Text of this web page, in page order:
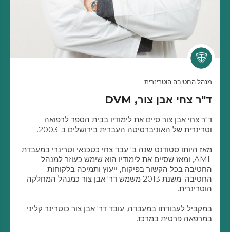
מנהל החטיבה הוטרינרית
ד"ר צחי אבן צור, DVM
ד"ר צחי אבן צור סיים את לימודיו בבית הספר לרפואה
וטרינרית של האוניברסיטה העברית בירושלים ב-2003.
מאז היותו סטודנט שנה ב' עבד צחי כטכנאי וטרינרי במעבדת
AML, ומאז שסיים את לימודיו הוא שימש כעוזר למנהל
החטיבה בכל הקשור בפיקוח, ייעוץ ותמיכה בלקוחות
החטיבה. משנת 2013 משמש דר' אבן צור כמנהל המחלקה
הוטרינרית.
במקביל לעבודתו במעבדה, עובד דר' אבן צור כוטרינר קליני
במרפאה פרטית במרכז.